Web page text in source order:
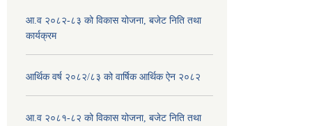
आ.व २०८२-८३ को विकास योजना, बजेट निति तथा
कार्यक्रम
आर्थिक वर्ष २०८२/८३ को वार्षिक आर्थिक ऐन २०८२
आ.व २०८१-८२ को विकास योजना, बजेट निति तथा